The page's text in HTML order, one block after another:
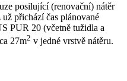
posilující (renovační) nátěr
přichází čas plánované
PUR 20 (včetně tužidla a
27m2 v jedné vrstvě nátěru.